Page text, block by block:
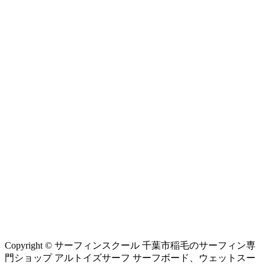
Copyright © サーフィンスクール 千葉市稲毛のサーフィン専
門ショップ アルトイズサーフ サーフボード、ウェットスー